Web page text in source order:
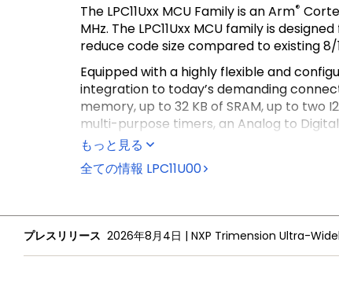
The LPC11Uxx MCU Family is an Arm®
MHz. The LPC11Uxx MCU family is
reduce code size compared to existing
Equipped with a highly flexible and
integration to today’s demanding
memory, up to 32 KB of SRAM, up to two
multi-purpose timers, an Analog to
もっと見る
全ての情報 LPC11U00
プレスリリース 2026年8月4日 |